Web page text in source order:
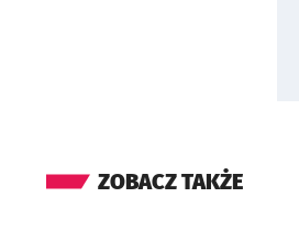
ZOBACZ TAKŻE